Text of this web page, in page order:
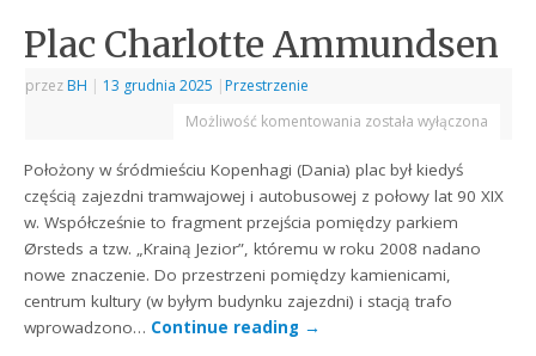
Plac Charlotte Ammundsen
przez BH | 13 grudnia 2025 | Przestrzenie
Możliwość komentowania została wyłączona
Położony w śródmieściu Kopenhagi (Dania) plac był kiedyś
częścią zajezdni tramwajowej i autobusowej z połowy lat 90 XIX
w. Współcześnie to fragment przejścia pomiędzy parkiem
Ørsteds a tzw. „Krainą Jezior”, któremu w roku 2008 nadano
nowe znaczenie. Do przestrzeni pomiędzy kamienicami,
centrum kultury (w byłym budynku zajezdni) i stacją trafo
wprowadzono… Continue reading →